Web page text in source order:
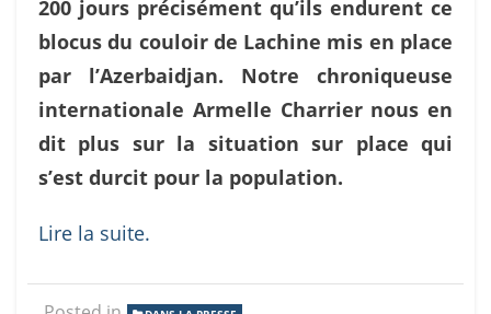
200 jours précisément qu’ils endurent ce
blocus du couloir de Lachine mis en place
par l’Azerbaidjan. Notre chroniqueuse
internationale Armelle Charrier nous en
dit plus sur la situation sur place qui
s’est durcit pour la population.
Lire la suite.